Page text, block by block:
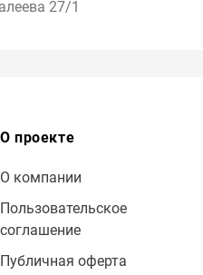
27/1
О проекте
О компании
Пользовательское
соглашение
Публичная оферта